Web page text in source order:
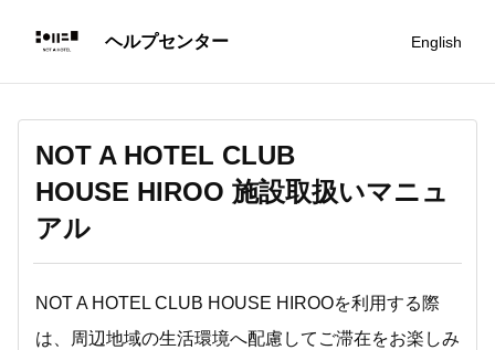
English
NOT A HOTEL CLUB
HOUSE HIROO 施設取扱いマニュ
アル
NOT A HOTEL CLUB HOUSE HIROOを利用する際
は、周辺地域の生活環境へ配慮してご滞在をお楽しみ